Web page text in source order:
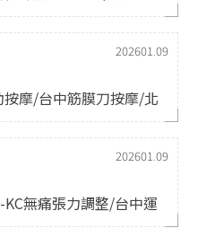
202601.09
摩/台中筋膜刀按摩/北
202601.09
無痛張力調整/台中運
註